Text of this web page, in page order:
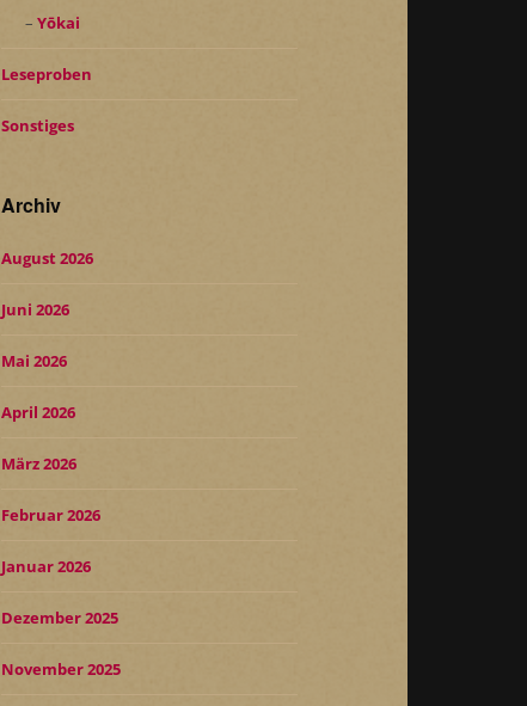
Yōkai
Leseproben
Sonstiges
Archiv
August 2026
Juni 2026
Mai 2026
April 2026
März 2026
Februar 2026
Januar 2026
Dezember 2025
November 2025